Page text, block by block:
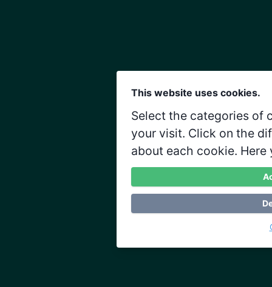
This website uses cookies.
Select the categories of
your visit. Click on the
about each cookie.